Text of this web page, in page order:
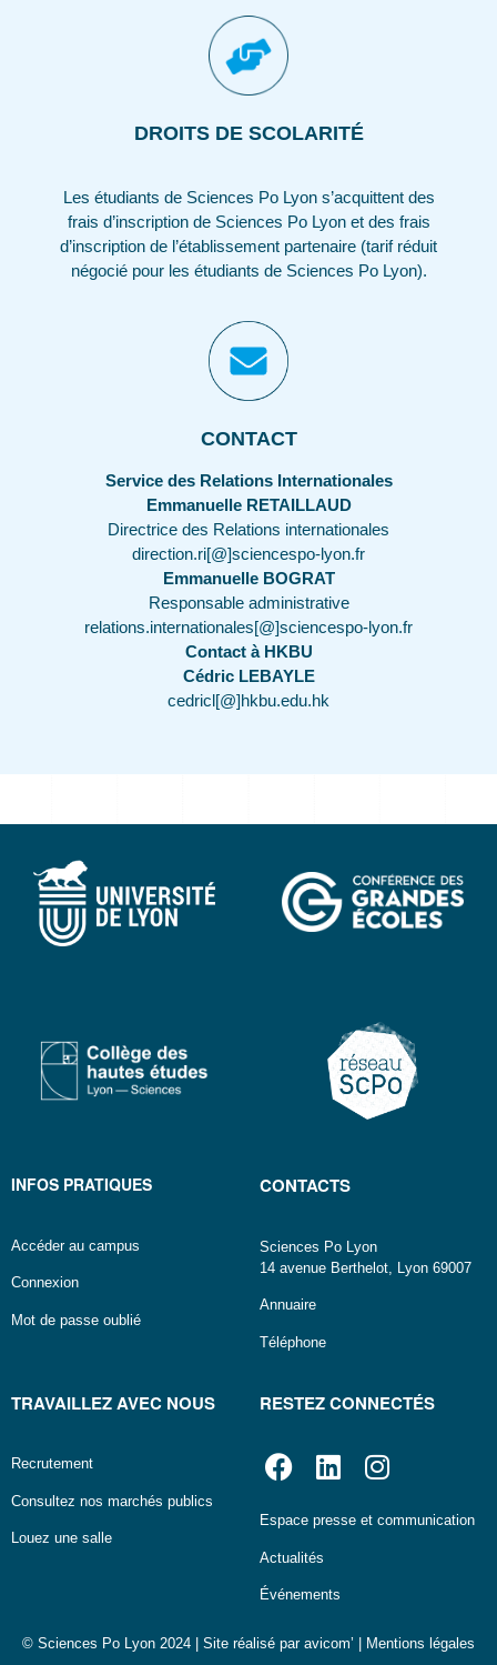
DROITS DE SCOLARITÉ
Les étudiants de Sciences Po Lyon s’acquittent des
frais d’inscription de Sciences Po Lyon et des frais
d’inscription de l’établissement partenaire (tarif réduit
négocié pour les étudiants de Sciences Po Lyon).
CONTACT
Service des Relations Internationales
Emmanuelle RETAILLAUD
Directrice des Relations internationales
direction.ri[@]sciencespo-lyon.fr
Emmanuelle BOGRAT
Responsable administrative
relations.internationales[@]sciencespo-lyon.fr
Contact à HKBU
Cédric LEBAYLE
cedricl[@]hkbu.edu.hk
INFOS PRATIQUES
Accéder au campus
Connexion
Mot de passe oublié
CONTACTS
Sciences Po Lyon
14 avenue Berthelot, Lyon 69007
Annuaire
Téléphone
TRAVAILLEZ AVEC NOUS
Recrutement
Consultez nos marchés publics
Louez une salle
RESTEZ CONNECTÉS
Espace presse et communication
Actualités
Événements
© Sciences Po Lyon 2024 | Site réalisé par avicom’ | Mentions légales